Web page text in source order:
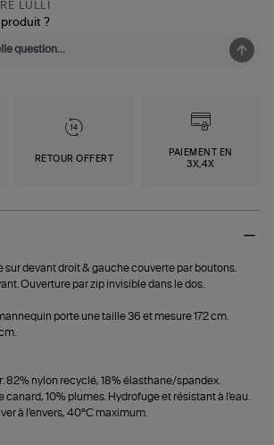
LULLI
?
RETOUR OFFERT
PAIEMENT EN
3X,4X
sur devant droit & gauche couverte par boutons.
Ouverture par zip invisible dans le dos.
porte une taille 36 et mesure 172 cm.
82% nylon recyclé, 18% élasthane/spandex.
canard, 10% plumes. Hydrofuge et résistant à l'eau.
à l'envers, 40°C maximum.